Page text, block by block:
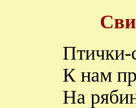
Птички-
К нам
На